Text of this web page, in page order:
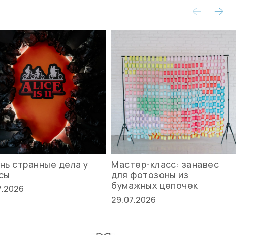
странные дела у
Мастер-класс: занавес
для фотозоны из
бумажных цепочек
29.07.2026